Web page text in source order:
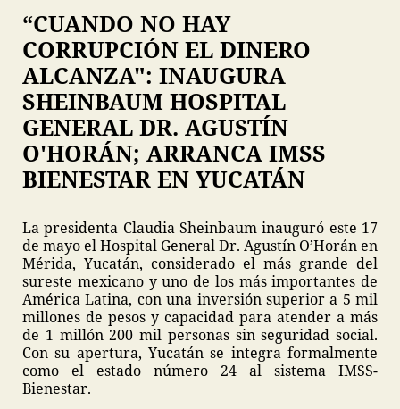
“CUANDO NO HAY
CORRUPCIÓN EL DINERO
ALCANZA": INAUGURA
SHEINBAUM HOSPITAL
GENERAL DR. AGUSTÍN
O'HORÁN; ARRANCA IMSS
BIENESTAR EN YUCATÁN
La presidenta Claudia Sheinbaum inauguró este 17
de mayo el Hospital General Dr. Agustín O’Horán en
Mérida, Yucatán, considerado el más grande del
sureste mexicano y uno de los más importantes de
América Latina, con una inversión superior a 5 mil
millones de pesos y capacidad para atender a más
de 1 millón 200 mil personas sin seguridad social.
Con su apertura, Yucatán se integra formalmente
como el estado número 24 al sistema IMSS-
Bienestar.